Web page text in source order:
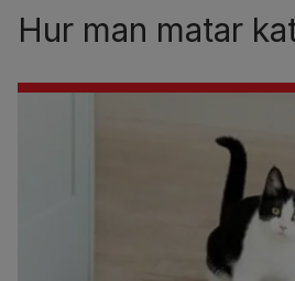
Hur man matar